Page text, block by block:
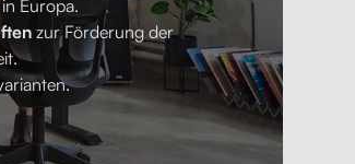
Europa.
zur Förderung der